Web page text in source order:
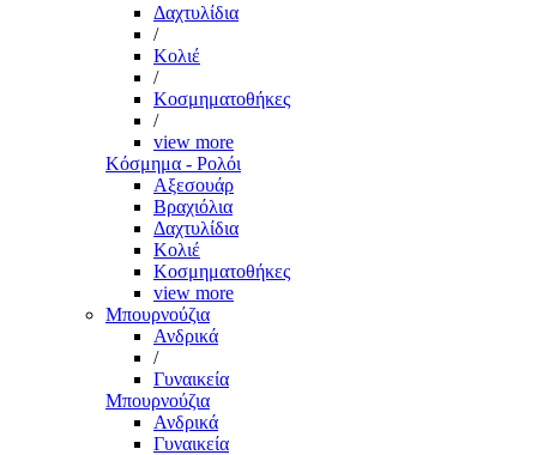
Δαχτυλίδια
/
Κολιέ
/
Κοσμηματοθήκες
/
view more
Κόσμημα - Ρολόι
Αξεσουάρ
Βραχιόλια
Δαχτυλίδια
Κολιέ
Κοσμηματοθήκες
view more
Μπουρνούζια
Ανδρικά
/
Γυναικεία
Μπουρνούζια
Ανδρικά
Γυναικεία